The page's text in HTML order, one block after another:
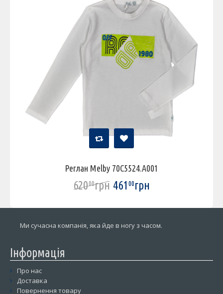
Реглан Melby 70C5524.A001
62000грн 46100грн
Ми сучасна компанія, яка йде в ногу з часом.
Інформація
Про нас
Доставка
Повернення товару